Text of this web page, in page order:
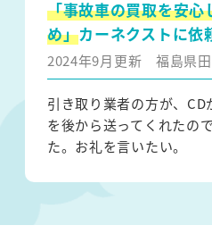
「事故車の買取を安心
め」カーネクストに依
2024年9月更新 福島県
引き取り業者の方が、
を後から送ってくれたの
た。お礼を言いたい。